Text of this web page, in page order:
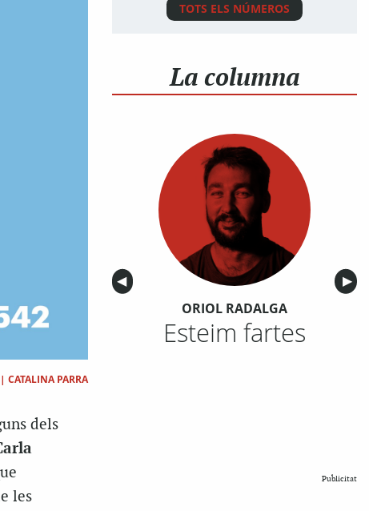
| CATALINA PARRA
dels
les
TOTS ELS NÚMEROS
La columna
Anterior
◀︎ ▶︎
ORIOL RADALGA
Esteim fartes
Publicitat